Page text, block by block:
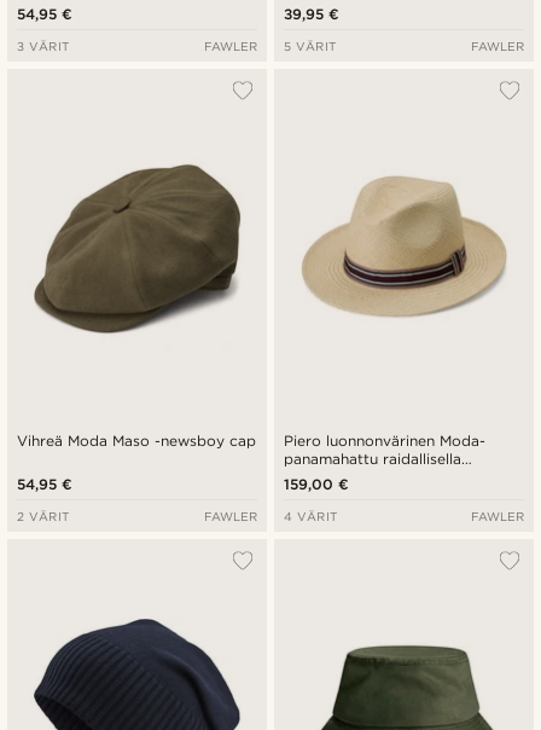
54,95 €
3 VÄRIT FAWLER
39,95 €
5 VÄRIT FAWLER
Vihreä Moda Maso -newsboy cap
54,95 €
2 VÄRIT FAWLER
Piero luonnonvärinen Moda-
panamahattu raidallisella
nauhalla
159,00 €
4 VÄRIT FAWLER